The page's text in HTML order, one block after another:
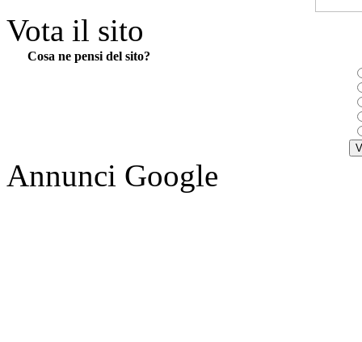
Vota il sito
Cosa ne pensi del sito?
Annunci Google